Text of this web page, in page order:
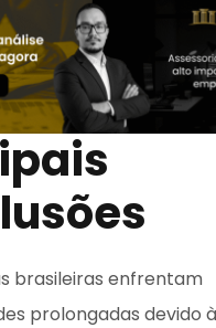
brasileiras enfrentam
prolongadas devido